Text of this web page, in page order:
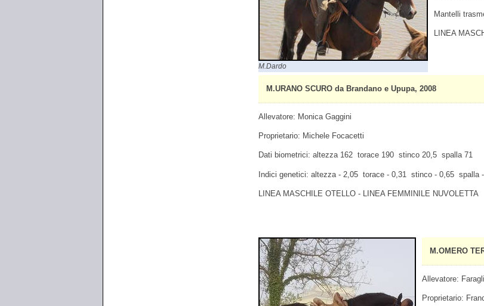
M.Dardo
Mantelli
LINEA
M.URANO SCURO da Brandano e Upupa, 2008
Allevatore: Monica Gaggini
Proprietario: Michele Focacetti
Dati biometrici: altezza 162 torace 190 stinco 20,5 spalla 71
Indici genetici: altezza - 2,05 torace - 0,31 stinco - 0,65 spalla
LINEA MASCHILE OTELLO - LINEA FEMMINILE NUVOLETTA
M.OMERO
Allevatore:
Proprietario: